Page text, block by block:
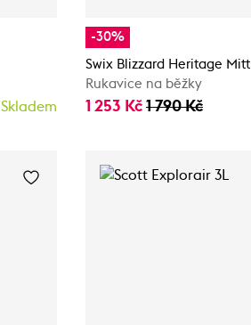
Skladem
-30%
Swix Blizzard Heritage Mitt
Rukavice na běžky
1 253 Kč 1 790 Kč